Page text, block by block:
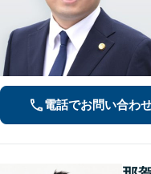
電話でお問い合わ